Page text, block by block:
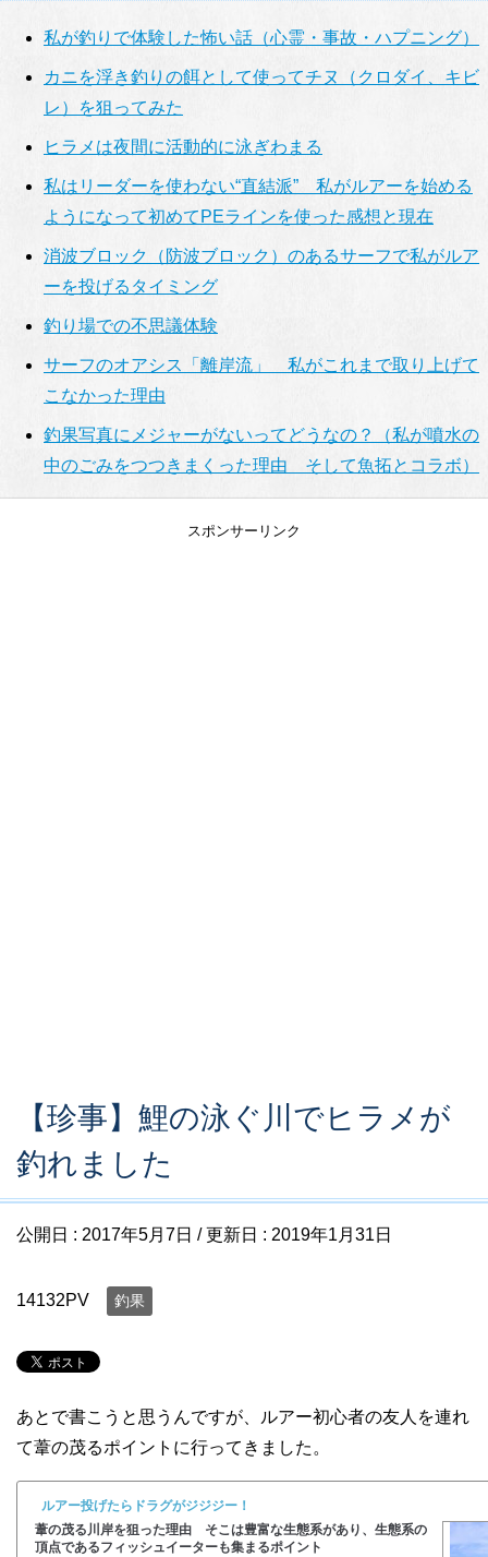
私が釣りで体験した怖い話（心霊・事故・ハプニング）
カニを浮き釣りの餌として使ってチヌ（クロダイ、キビ
レ）を狙ってみた
ヒラメは夜間に活動的に泳ぎわまる
私はリーダーを使わない“直結派” 私がルアーを始める
ようになって初めてPEラインを使った感想と現在
消波ブロック（防波ブロック）のあるサーフで私がルア
ーを投げるタイミング
釣り場での不思議体験
サーフのオアシス「離岸流」 私がこれまで取り上げて
こなかった理由
釣果写真にメジャーがないってどうなの？（私が噴水の
中のごみをつつきまくった理由 そして魚拓とコラボ）
スポンサーリンク
【珍事】鯉の泳ぐ川でヒラメが
釣れました
公開日 : 2017年5月7日 / 更新日 : 2019年1月31日
14132PV 釣果
あとで書こうと思うんですが、ルアー初心者の友人を連れ
て葦の茂るポイントに行ってきました。
ルアー投げたらドラグがジジジー！
葦の茂る川岸を狙った理由 そこは豊富な生態系があり、生態系の
頂点であるフィッシュイーターも集まるポイント